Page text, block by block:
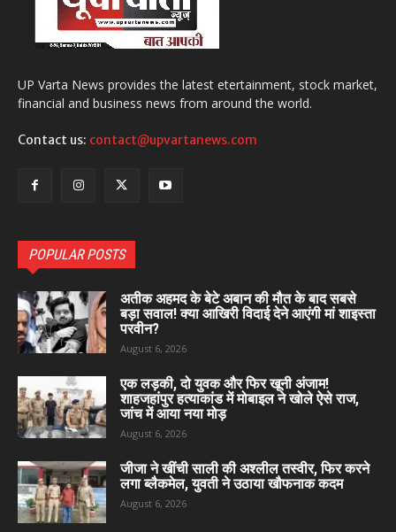
UP Varta News provides the latest etertainment, stock market,
financial and business news from around the world.
Contact us: contact@upvartanews.com
POPULAR POSTS
अतीक अहमद के बेटे अबान की मौत के बाद सबसे
बड़ा सवाल! क्या आखिरी विदाई देने आएंगी मां शाइस्ता
परवीन?
August 6, 2026
एक लड़की, दो युवक और फिर खूनी अंजाम!
शाहजहांपुर हत्याकांड में मोबाइल ने खोले ऐसे राज,
जांच में आया नया मोड़
August 6, 2026
जीजा ने खींची साली की अश्लील तस्वीर, फिर करने
लगा ब्लैकमेल, युवती ने उठाया खौफनाक कदम
August 6, 2026